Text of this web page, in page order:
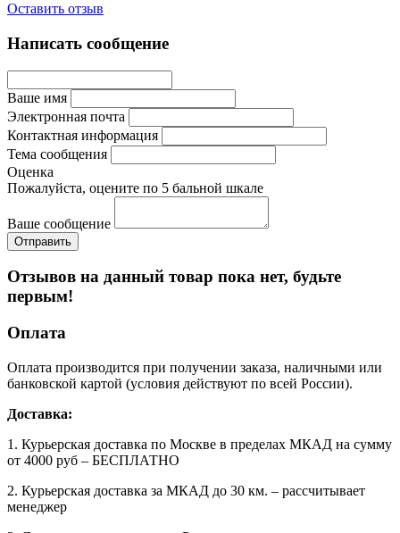
Оставить отзыв
Написать сообщение
Ваше имя
Электронная почта
Контактная информация
Тема сообщения
Оценка
Пожалуйста, оцените по 5 бальной шкале
Ваше сообщение
Отзывов на данный товар пока нет, будьте
первым!
Оплата
Оплата производится при получении заказа, наличными или
банковской картой (условия действуют по всей России).
Доставка:
1. Курьерская доставка по Москве в пределах МКАД на сумму
от 4000 руб – БЕСПЛАТНО
2. Курьерская доставка за МКАД до 30 км. – рассчитывает
менеджер